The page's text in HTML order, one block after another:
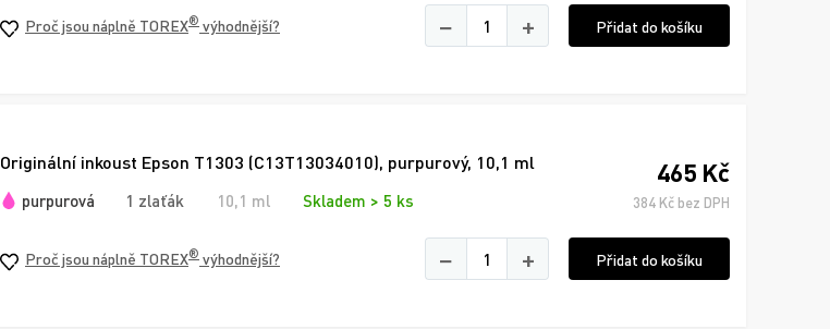
Proč jsou náplně TOREX® výhodnější? − + Přidat do košíku
Originální inkoust Epson T1303 (C13T13034010), purpurový, 10,1 ml
purpurová 1 zlaťák 10,1 ml Skladem > 5 ks
465 Kč
384 Kč bez DPH
Proč jsou náplně TOREX® výhodnější? − + Přidat do košíku